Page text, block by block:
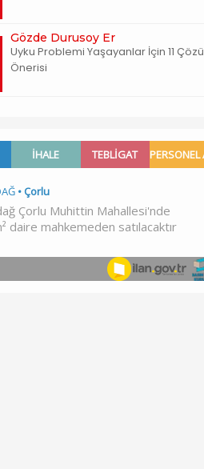
Gözde Durusoy Er
Uyku Problemi Yaşayanlar İçin 11
Önerisi